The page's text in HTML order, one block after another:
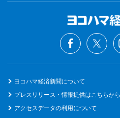
ヨコハマ経済新聞について
プレスリリース・情報提供はこちらから
アクセスデータの利用について